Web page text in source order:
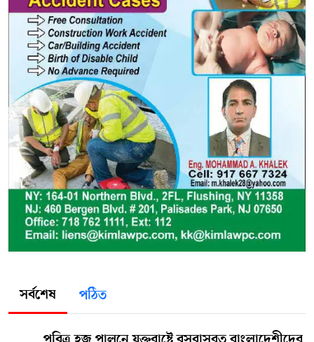
সর্বশেষ পঠিত